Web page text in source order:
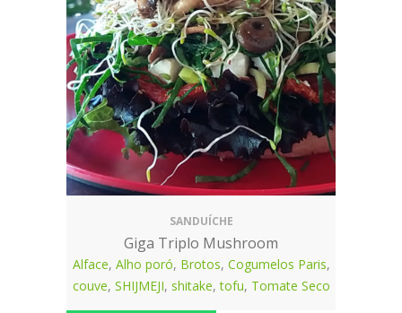
SANDUÍCHE
Giga Triplo Mushroom
Alface, Alho poró, Brotos, Cogumelos Paris,
couve, SHIJMEJI, shitake,tofu, Tomate Seco